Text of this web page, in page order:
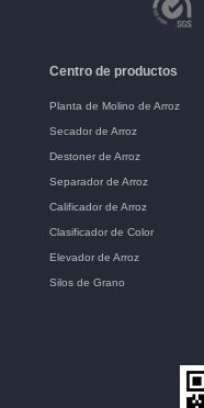
Centro de productos
Planta de Molino de Arroz
Secador de Arroz
Destoner de Arroz
Separador de Arroz
Calificador de Arroz
Clasificador de Color
Elevador de Arroz
Silos de Grano